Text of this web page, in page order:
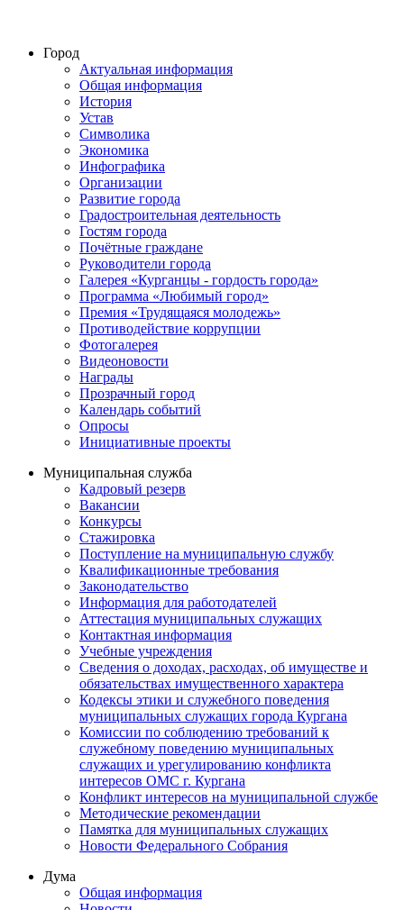
Город
Актуальная информация
Общая информация
История
Устав
Символика
Экономика
Инфографика
Организации
Развитие города
Градостроительная деятельность
Гостям города
Почётные граждане
Руководители города
Галерея «Курганцы - гордость города»
Программа «Любимый город»
Премия «Трудящаяся молодежь»
Противодействие коррупции
Фотогалерея
Видеоновости
Награды
Прозрачный город
Календарь событий
Опросы
Инициативные проекты
Муниципальная служба
Кадровый резерв
Вакансии
Конкурсы
Стажировка
Поступление на муниципальную службу
Квалификационные требования
Законодательство
Информация для работодателей
Аттестация муниципальных служащих
Контактная информация
Учебные учреждения
Сведения о доходах, расходах, об имуществе и
обязательствах имущественного характера
Кодексы этики и служебного поведения
муниципальных служащих города Кургана
Комиссии по соблюдению требований к
служебному поведению муниципальных
служащих и урегулированию конфликта
интересов ОМС г. Кургана
Конфликт интересов на муниципальной службе
Методические рекомендации
Памятка для муниципальных служащих
Новости Федерального Cобрания
Дума
Общая информация